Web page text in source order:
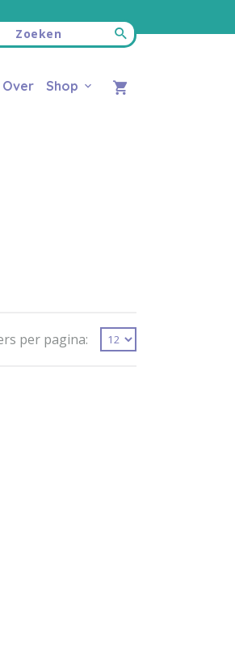
Over Shop
per pagina: